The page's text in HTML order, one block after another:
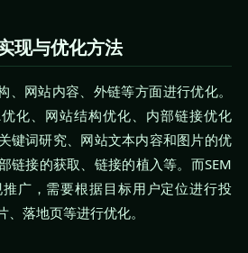
现与优化方法
、网站内容、外链等方面进行优化。
化、网站结构优化、内部链接优化
键词研究、网站文本内容和图片的优
链接的获取、链接的植入等。而SEM
广，需要根据目标用户定位进行投
落地页等进行优化。